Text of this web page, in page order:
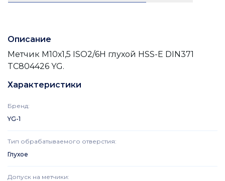
Описание
Метчик М10х1,5 ISO2/6H глухой HSS-E DIN371
TC804426 YG.
Характеристики
Бренд:
YG-1
Тип обрабатываемого отверстия:
Глухое
Допуск на метчики: